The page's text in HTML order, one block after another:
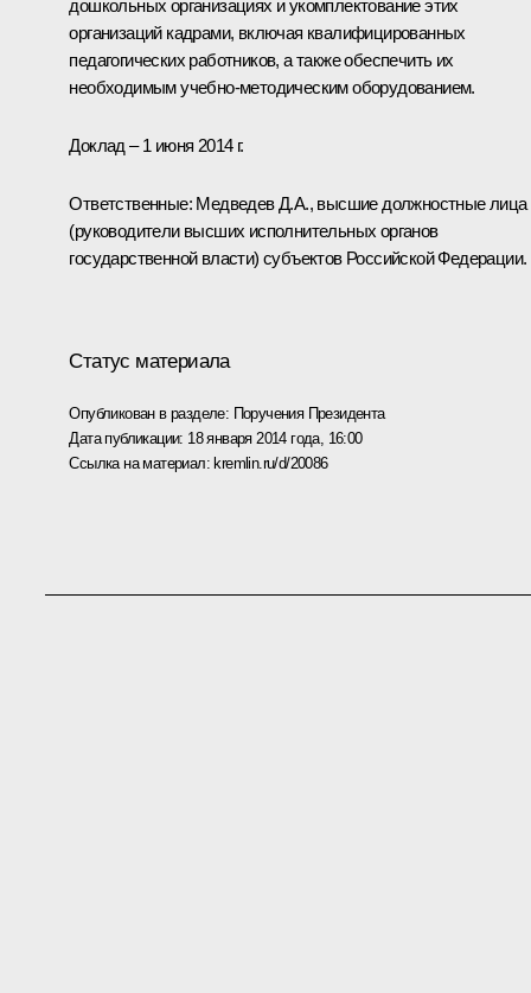
дошкольных организациях и укомплектование этих
организаций кадрами, включая квалифицированных
педагогических работников, а также обеспечить их
необходимым учебно-методическим оборудованием.
Доклад – 1 июня 2014 г.
Ответственные: Медведев Д.А., высшие должностные лица
(руководители высших исполнительных органов
государственной власти) субъектов Российской Федерации.
Статус материала
Опубликован в разделе: Поручения Президента
Дата публикации: 18 января 2014 года, 16:00
Ссылка на материал: kremlin.ru/d/20086